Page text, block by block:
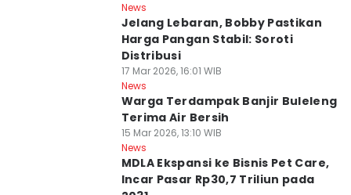
News
Jelang Lebaran, Bobby Pastikan
Harga Pangan Stabil: Soroti
Distribusi
17 Mar 2026, 16:01 WIB
News
Warga Terdampak Banjir Buleleng
Terima Air Bersih
15 Mar 2026, 13:10 WIB
News
MDLA Ekspansi ke Bisnis Pet Care,
Incar Pasar Rp30,7 Triliun pada